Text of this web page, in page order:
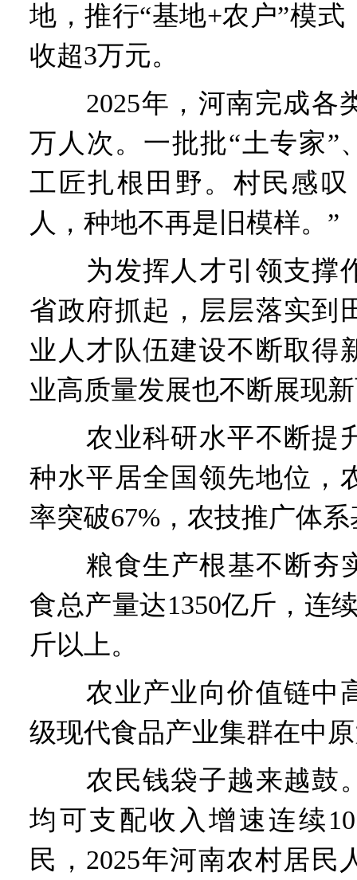
地，推行“基地+农户”模式
收超3万元。
2025年，河南完成各
万人次。一批批“土专家”
工匠扎根田野。村民感
人，种地不再是旧模样。”
为发挥人才引领支撑
省政府抓起，层层落实到
业人才队伍建设不断取得
业高质量发展也不断展现
农业科研水平不断提
种水平居全国领先地位，
率突破67%，农技推广体
粮食生产根基不断夯
食总产量达1350亿斤，连
斤以上。
农业产业向价值链中
级现代食品产业集群在中
农民钱袋子越来越鼓
均可支配收入增速连续
民，2025年河南农村居民